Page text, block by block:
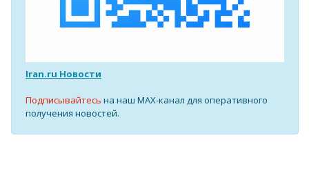
Iran.ru Новости
Подписывайтесь на наш MAX-канал для оперативного
получения новостей.